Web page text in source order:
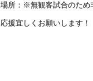
場所：※無観客試合のため
応援宜しくお願いします！